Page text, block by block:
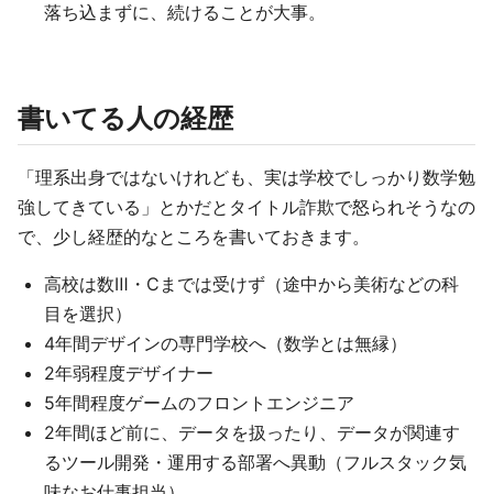
落ち込まずに、続けることが大事。
書いてる人の経歴
「理系出身ではないけれども、実は学校でしっかり数学勉
強してきている」とかだとタイトル詐欺で怒られそうなの
で、少し経歴的なところを書いておきます。
高校は数Ⅲ・Cまでは受けず（途中から美術などの科
目を選択）
4年間デザインの専門学校へ（数学とは無縁）
2年弱程度デザイナー
5年間程度ゲームのフロントエンジニア
2年間ほど前に、データを扱ったり、データが関連す
るツール開発・運用する部署へ異動（フルスタック気